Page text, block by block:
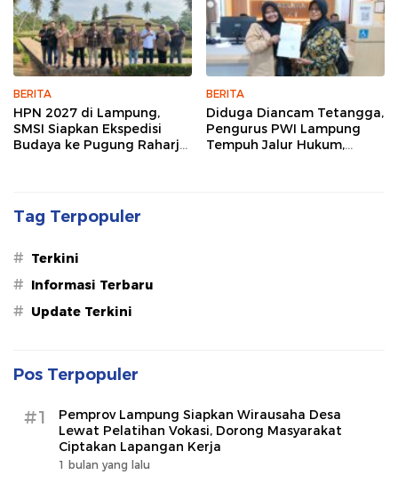
BERITA
HPN 2027 di Lampung,
SMSI Siapkan Ekspedisi
Budaya ke Pugung Raharjo
BERITA
Diduga Diancam Tetangga,
Pengurus PWI Lampung
Tempuh Jalur Hukum,
Tag Terpopuler
# Terkini
# Informasi Terbaru
# Update Terkini
Pos Terpopuler
#1
Pemprov Lampung Siapkan Wirausaha Desa
Lewat Pelatihan Vokasi, Dorong Masyarakat
Ciptakan Lapangan Kerja
1 bulan yang lalu